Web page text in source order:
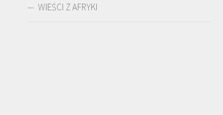
WIEŚCI Z AFRYKI